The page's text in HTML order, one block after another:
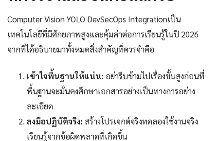
Computer Vision YOLO DevSecOps Integrationเป็น
เทคโนโลยีที่มีศักยภาพสูงและคุ้มค่าต่อการเรียนรู้ในปี 2026
จากที่ได้อธิบายมาทั้งหมดสิ่งสำคัญที่ควรจำคือ
เข้าใจพื้นฐานให้แน่น: อย่ารีบข้ามไปเรื่องขั้นสูงก่อนที่
พื้นฐานจะมั่นคงศึกษาเอกสารอย่างเป็นทางการอย่าง
ละเอียด
ลงมือปฏิบัติจริง: สร้างโปรเจกต์จริงทดลองใช้งานจริง
เรียนรู้จากข้อผิดพลาดที่เกิดขึ้น